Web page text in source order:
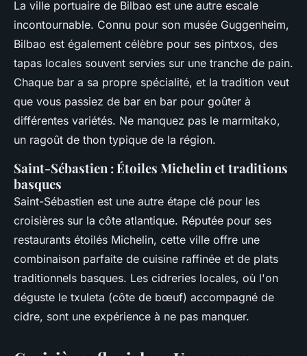
La ville portuaire de Bilbao est une autre escale
incontournable. Connu pour son musée Guggenheim,
Bilbao est également célèbre pour ses pintxos, des
tapas locales souvent servies sur une tranche de pain.
Chaque bar a sa propre spécialité, et la tradition veut
que vous passiez de bar en bar pour goûter à
différentes variétés. Ne manquez pas le marmitako,
un ragoût de thon typique de la région.
Saint-Sébastien : Étoiles Michelin et traditions
basques
Saint-Sébastien est une autre étape clé pour les
croisières sur la côte atlantique. Réputée pour ses
restaurants étoilés Michelin, cette ville offre une
combinaison parfaite de cuisine raffinée et de plats
traditionnels basques. Les cidreries locales, où l'on
déguste le txuleta (côte de bœuf) accompagné de
cidre, sont une expérience à ne pas manquer.